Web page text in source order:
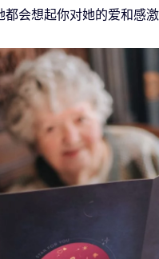
都会想起你对她的爱和感激